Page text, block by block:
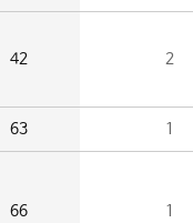
42 2
63 1
66 1